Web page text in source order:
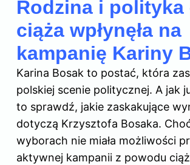
Rodzina i polityka
ciąża wpłynęła na
kampanię Kariny
Karina Bosak to postać, która
polskiej scenie politycznej. A jak
to sprawdź, jakie zaskakujące
dotyczą Krzysztofa Bosaka.
wyborach nie miała możliwości
aktywnej kampanii z powodu